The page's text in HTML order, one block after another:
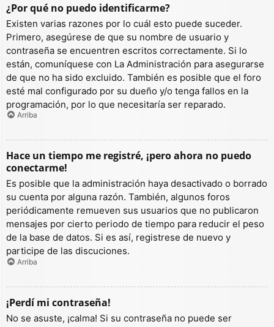
¿Por qué no puedo identificarme?
Existen varias razones por lo cuál esto puede suceder.
Primero, asegúrese de que su nombre de usuario y
contraseña se encuentren escritos correctamente. Si lo
están, comuníquese con La Administración para asegurarse
de que no ha sido excluido. También es posible que el foro
esté mal configurado por su dueño y/o tenga fallos en la
programación, por lo que necesitaría ser reparado.
Arriba
Hace un tiempo me registré, ¡pero ahora no puedo
conectarme!
Es posible que la administración haya desactivado o borrado
su cuenta por alguna razón. También, algunos foros
periódicamente remueven sus usuarios que no publicaron
mensajes por cierto periodo de tiempo para reducir el peso
de la base de datos. Si es así, registrese de nuevo y
participe de las discuciones.
Arriba
¡Perdí mi contraseña!
No se asuste, ¡calma! Si su contraseña no puede ser